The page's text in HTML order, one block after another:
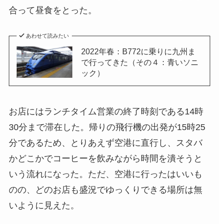
合って昼食をとった。
あわせて読みたい
2022年春：B772に乗りに九州ま
で行ってきた（その４：青いソニ
ック）
お店にはランチタイム営業の終了時刻である14時
30分まで滞在した。帰りの飛行機の出発が15時25
分であるため、とりあえず空港に直行し、スタバ
かどこかでコーヒーを飲みながら時間を潰そうと
いう流れになった。ただ、空港に行ったはいいも
のの、どのお店も盛況でゆっくりできる場所は無
いように見えた。